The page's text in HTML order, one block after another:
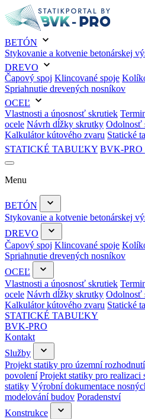
BETÓN
Stykovanie a kotvenie betonárskej
DREVO
Čapový spoj Klincované spoje
Spriahnutie drevených nosníkov
OCEĽ
Vlastnosti a únosnosť skrutiek
ocele Návrh dĺžky skrutky Odolnosť
Kalkulátor kútového zvaru Statické
STATICKÉ TABUĽKY BVK-PRO
Menu
BETÓN
Stykovanie a kotvenie betonárskej
DREVO
Čapový spoj Klincované spoje
Spriahnutie drevených nosníkov
OCEĽ
Vlastnosti a únosnosť skrutiek
ocele Návrh dĺžky skrutky Odolnosť
Kalkulátor kútového zvaru Statické
STATICKÉ TABUĽKY
BVK-PRO
Kontakt
Služby
Projekt statiky pro územní rozhodnutí
povolení Projekt statiky pro realizaci
statiky Výrobní dokumentace
modelování budov Poradenství
Konstrukce